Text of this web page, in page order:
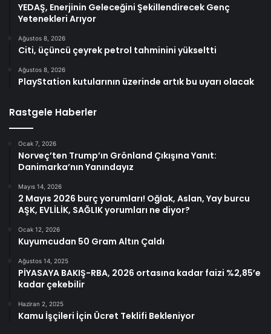
YEDAŞ, Enerjinin Geleceğini Şekillendirecek Genç
Yetenekleri Arıyor
Ağustos 8, 2026
Citi, üçüncü çeyrek petrol tahminini yükseltti
Ağustos 8, 2026
PlayStation kutularının üzerinde artık bu uyarı olacak
Rastgele Haberler
Ocak 7, 2026
Norveç’ten Trump’ın Grönland Çıkışına Yanıt:
Danimarka’nın Yanındayız
Mayıs 14, 2026
2 Mayıs 2026 burç yorumları! Oğlak, Aslan, Yay burcu
AŞK, EVLİLİK, SAĞLIK yorumları ne diyor?
Ocak 12, 2026
Kuyumcudan 50 Gram Altın Çaldı
Ağustos 14, 2025
PİYASAYA BAKIŞ-RBA, 2026 ortasına kadar faizi %2,85’e
kadar çekebilir
Haziran 2, 2025
Kamu İşçileri İçin Ücret Teklifi Bekleniyor